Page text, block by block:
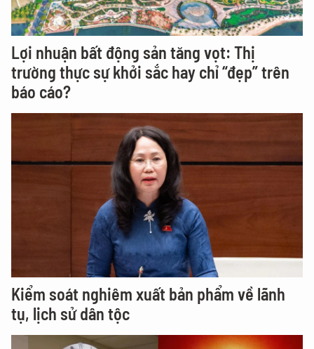
Lợi nhuận bất động sản tăng vọt: Thị
trường thực sự khởi sắc hay chỉ “đẹp” trên
báo cáo?
Kiểm soát nghiêm xuất bản phẩm về lãnh
tụ, lịch sử dân tộc